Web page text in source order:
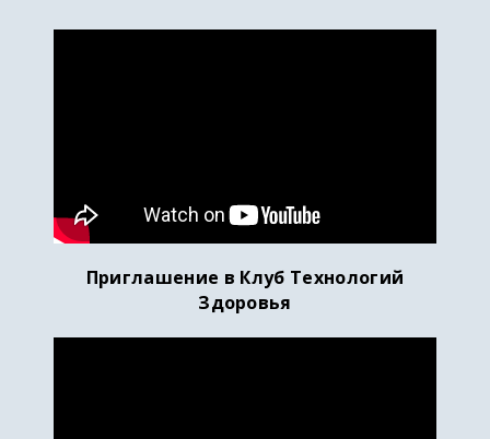
Приглашение в Клуб Технологий
Здоровья